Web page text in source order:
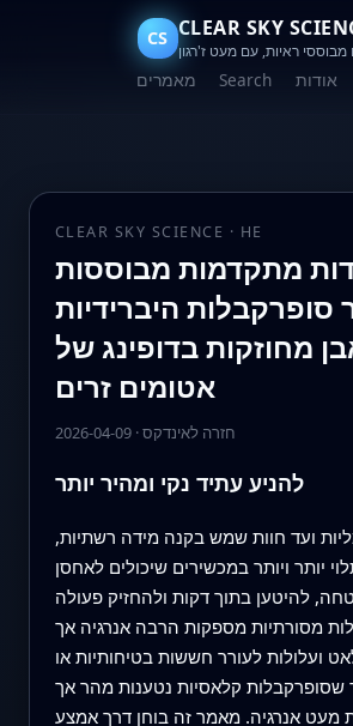
CS CLEAR SKY
ראיות, עם מעט ז'רגון
מאמרים Search אודות
CLEAR SKY SCIENCE · HE
מתקדמות מבוססות
סופרקבלות היברידיות
מחוזקות בדופינג של
אטומים זרים
2026-04-09·חזרה לאינדקס
להניע עתיד נקי ומהיר יותר
ועד חוות שמש בקנה מידה רשתיות,
יותר ויותר במכשירים שיכולים לאחסן
להיטען בתוך דקות ולהחזיק פעולה
מסורתיות מספקות הרבה אנרגיה אך
ועלולות לעורר חששות בטיחותיות או
שסופרקבלות קלאסיות נטענות מהר אך
מעט אנרגיה. מאמר זה בוחן דרך אמצע